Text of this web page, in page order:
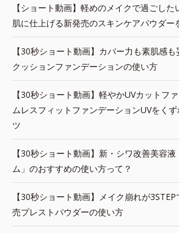
【ショート動画】軽めのメイクで過ごし
肌に仕上げる新発売のスキンケアパウダー
【30秒ショート動画】カバー力も素肌感
クッションファンデーションの使い方
【30秒ショート動画】軽やかUVカットフ
ムレスフィットファンデーションUVをく
ツ
【30秒ショート動画】新・シワ改善美容
ム」のおすすめの使い方って？
【30秒ショート動画】メイク崩れが
売プレストパウダーの使い方